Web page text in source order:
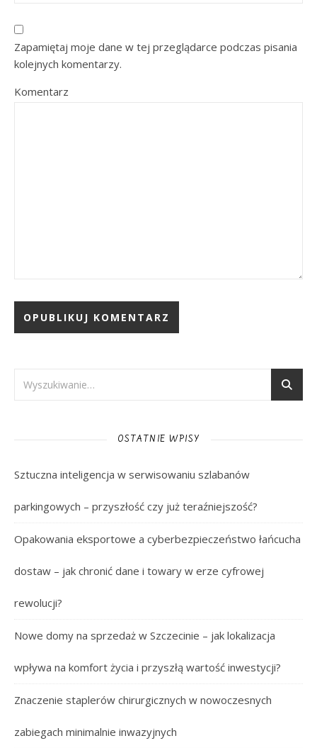
Zapamiętaj moje dane w tej przeglądarce podczas pisania
kolejnych komentarzy.
Komentarz
OSTATNIE WPISY
Sztuczna inteligencja w serwisowaniu szlabanów
parkingowych – przyszłość czy już teraźniejszość?
Opakowania eksportowe a cyberbezpieczeństwo łańcucha
dostaw – jak chronić dane i towary w erze cyfrowej
rewolucji?
Nowe domy na sprzedaż w Szczecinie – jak lokalizacja
wpływa na komfort życia i przyszłą wartość inwestycji?
Znaczenie staplerów chirurgicznych w nowoczesnych
zabiegach minimalnie inwazyjnych